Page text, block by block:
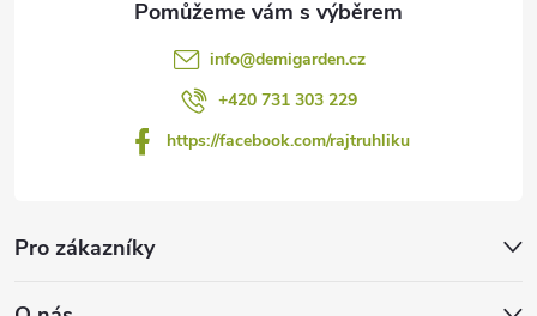
info@demigarden.cz
+420 731 303 229
https://facebook.com/rajtruhliku
Pro zákazníky